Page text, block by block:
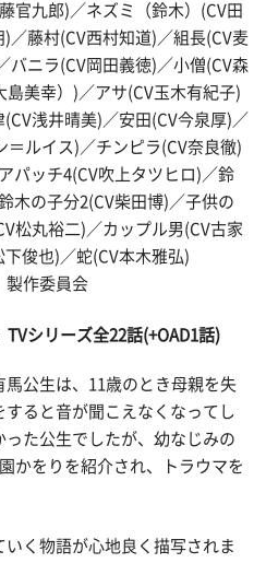
官九郎)／ネズミ（鈴木）(CV田
／藤村(CV西村知道)／組長(CV麦
バニラ(CV岡田義徳)／小僧(CV森
美幸）)／アサ(CV玉木有紀子)
浅井晴美)／安田(CV今泉厚)／
＝ルイス)／チンピラ(CV奈良徹)
パッチ4(CV吹上タツヒロ)／鈴
木の子分2(CV柴田博)／子供の
松丸裕二)／カップル男(CV古家
俊也)／蛇(CV本木雅弘)
製作委員会
シリーズ全22話(+OAD1話)
公生は、11歳のとき母親を失
ると音が聞こえなくなってし
た公生でしたが、幼なじみの
かをりを紹介され、トラウマを
く物語が心地良く描写されま